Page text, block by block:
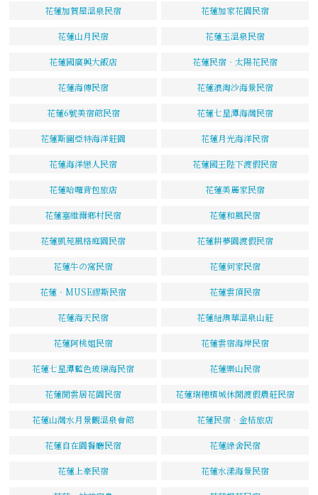
花蓮加賀屋溫泉民宿 花蓮加家花園民宿
花蓮山月民宿 花蓮玉溫泉民宿
花蓮國廣興大飯店 花蓮民宿‧太陽花民宿
花蓮海傳民宿 花蓮浪淘沙海景民宿
花蓮6號美宿館民宿 花蓮七星潭海灣民宿
花蓮斯圖亞特海洋莊園 花蓮月光海洋民宿
花蓮海洋戀人民宿 花蓮國王陛下渡假民宿
花蓮哈囉背包旅店 花蓮美麗家民宿
花蓮塞維爾鄉村民宿 花蓮和風民宿
花蓮凱苑風格庭園民宿 花蓮耕夢園渡假民宿
花蓮牛の窩民宿 花蓮何家民宿
花蓮‧MUSE繆斯民宿 花蓮雲頂民宿
花蓮海天民宿 花蓮紐澳華溫泉山莊
花蓮阿桃姐民宿 花蓮雲宿海岸民宿
花蓮七星潭藍色玻璃海民宿 花蓮樂山民宿
花蓮閒雲居花園民宿 花蓮瑞穗檳城休閒渡假農莊民宿
花蓮山灣水月景觀溫泉會館 花蓮民宿．金桔旅店
花蓮自在園餐廳民宿 花蓮綠舍民宿
花蓮上豪民宿 花蓮水漾海景民宿